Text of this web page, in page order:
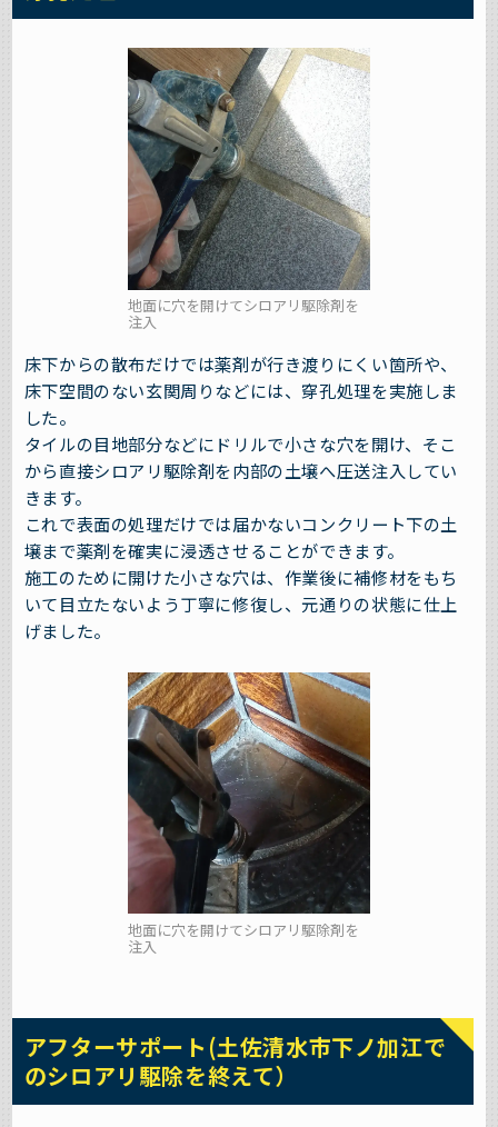
地面に穴を開けてシロアリ駆除剤を
注入
床下からの散布だけでは薬剤が行き渡りにくい箇所や、
床下空間のない玄関周りなどには、穿孔処理を実施しま
した。
タイルの目地部分などにドリルで小さな穴を開け、そこ
から直接シロアリ駆除剤を内部の土壌へ圧送注入してい
きます。
これで表面の処理だけでは届かないコンクリート下の土
壌まで薬剤を確実に浸透させることができます。
施工のために開けた小さな穴は、作業後に補修材をもち
いて目立たないよう丁寧に修復し、元通りの状態に仕上
げました。
地面に穴を開けてシロアリ駆除剤を
注入
アフターサポート(土佐清水市下ノ加江で
のシロアリ駆除を終えて）